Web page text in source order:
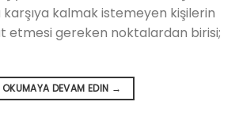
karşıya kalmak istemeyen kişilerin
etmesi gereken noktalardan birisi;
OKUMAYA DEVAM EDIN →